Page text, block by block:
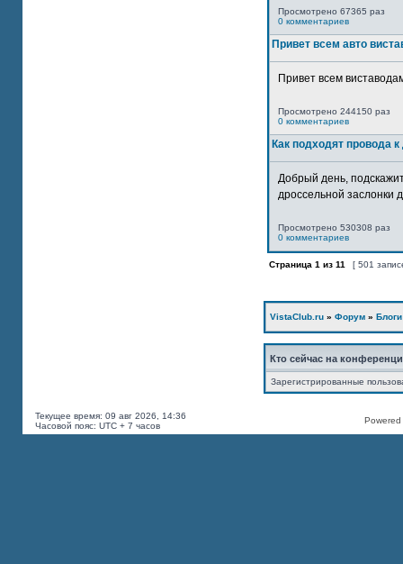
Просмотрено 67365 раз
0 комментариев
Привет всем авто
Привет всем
Просмотрено 244150 раз
0 комментариев
Как подходят провода
Добрый день,
дроссельной заслонки
Просмотрено 530308 раз
0 комментариев
Страница 1 из 11 [ 501
VistaClub.ru » Форум » Блоги
Кто сейчас на
Зарегистрированные
Текущее время: 09 авг 2026, 14:36
Часовой пояс: UTC + 7 часов